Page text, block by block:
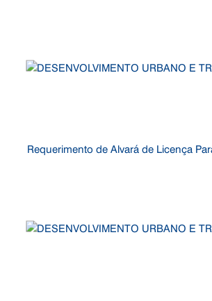
Requerimento de Alvará de Licença